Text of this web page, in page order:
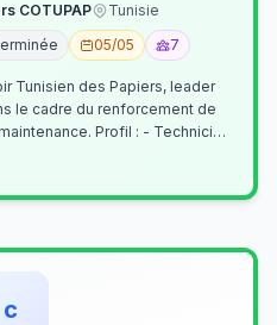
COTUPAP
Tunisie
05/05 7
Tunisien des Papiers, leader
le cadre du renforcement de
: - Technicien
c